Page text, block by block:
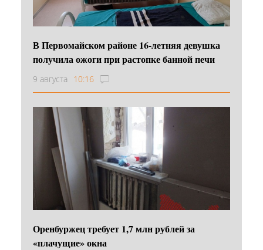
В Первомайском районе 16‑летняя девушка
получила ожоги при растопке банной печи
9 августа 10:16
Оренбуржец требует 1,7 млн рублей за
«плачущие» окна